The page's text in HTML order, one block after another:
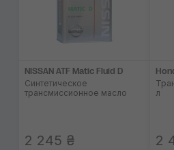
NISSAN ATF Matic Fluid D
Синтетическое
трансмиссионное масло
2 245 ₴
л
2